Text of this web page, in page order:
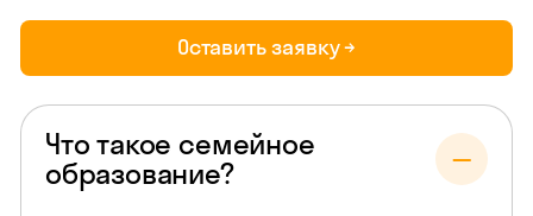
Оставить заявку →
Что такое семейное
образование?